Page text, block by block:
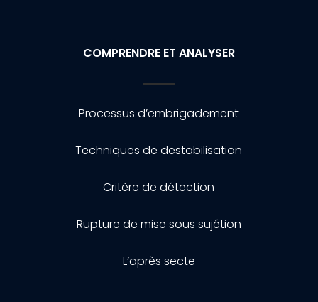
COMPRENDRE ET ANALYSER
Processus d’embrigadement
Techniques de destabilisation
Critère de détection
Rupture de mise sous sujétion
L’après secte